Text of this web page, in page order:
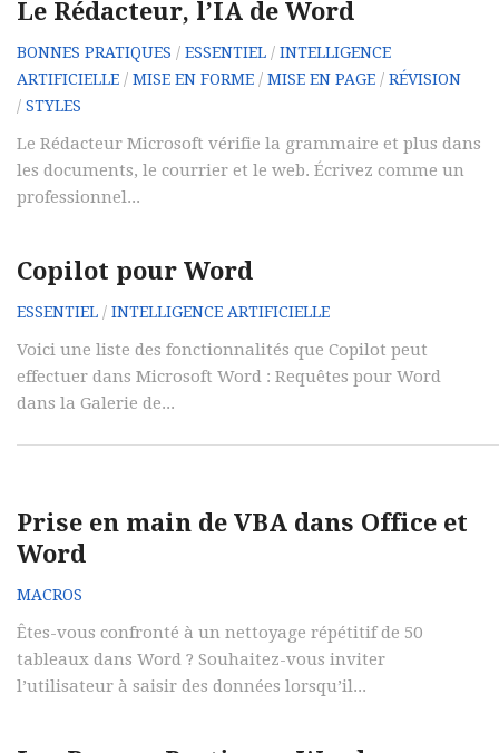
Le Rédacteur, l’IA de Word
BONNES PRATIQUES / ESSENTIEL / INTELLIGENCE
ARTIFICIELLE / MISE EN FORME / MISE EN PAGE / RÉVISION
/ STYLES
Le Rédacteur Microsoft vérifie la grammaire et plus dans
les documents, le courrier et le web. Écrivez comme un
professionnel...
Copilot pour Word
ESSENTIEL / INTELLIGENCE ARTIFICIELLE
Voici une liste des fonctionnalités que Copilot peut
effectuer dans Microsoft Word : Requêtes pour Word
dans la Galerie de...
Prise en main de VBA dans Office et
Word
MACROS
Êtes-vous confronté à un nettoyage répétitif de 50
tableaux dans Word ? Souhaitez-vous inviter
l’utilisateur à saisir des données lorsqu’il...